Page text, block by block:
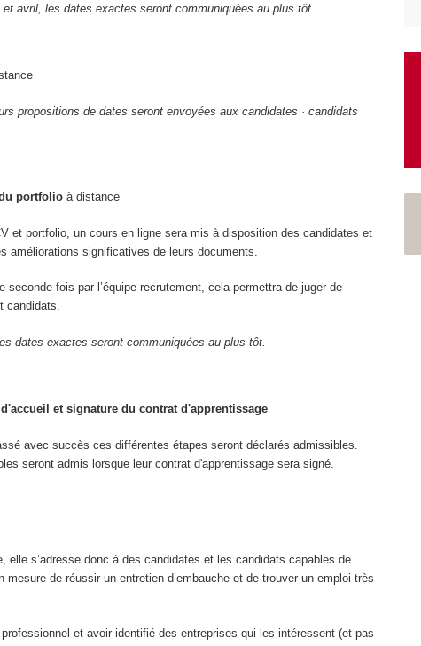
avril, les dates exactes seront communiquées au plus tôt.
propositions de dates seront envoyées aux candidates · candidats
du portfolioà distance
et portfolio, un cours en ligne sera mis à disposition des candidates et
améliorations significatives de leurs documents.
seconde fois par l’équipe recrutement, cela permettra de juger de
candidats.
dates exactes seront communiquées au plus tôt.
et signature du contrat d'apprentissage
avec succès ces différentes étapes seront déclarés admissibles.
seront admis lorsque leur contrat d'apprentissage sera signé.
elle s’adresse donc à des candidates et les candidats capables de
mesure de réussir un entretien d’embauche et de trouver un emploi très
et avoir identifié des entreprises qui les intéressent (et pas